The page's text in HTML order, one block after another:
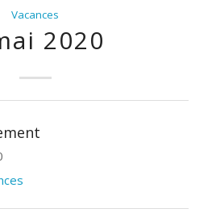
Vacances
2020